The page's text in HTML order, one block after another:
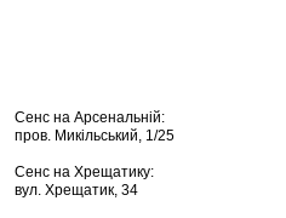
Сенс на Арсенальній:
пров. Микільський, 1/25
Сенс на Хрещатику:
вул. Хрещатик, 34